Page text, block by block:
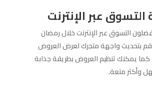
عبر الإنترنت
التسوق عبر الإنترنت خلال رمضان
قم بتحديث واجهة متجرك لعرض العروض
كما يمكنك تنظيم العروض بطريقة جذابة
وأكثر متعة.